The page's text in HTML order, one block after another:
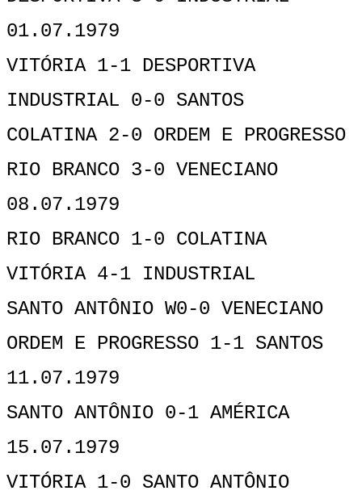
01.07.1979
VITÓRIA 1-1 DESPORTIVA
INDUSTRIAL 0-0 SANTOS
COLATINA 2-0 ORDEM E PROGRESSO
RIO BRANCO 3-0 VENECIANO
08.07.1979
RIO BRANCO 1-0 COLATINA
VITÓRIA 4-1 INDUSTRIAL
SANTO ANTÔNIO W0-0 VENECIANO
ORDEM E PROGRESSO 1-1 SANTOS
11.07.1979
SANTO ANTÔNIO 0-1 AMÉRICA
15.07.1979
VITÓRIA 1-0 SANTO ANTÔNIO